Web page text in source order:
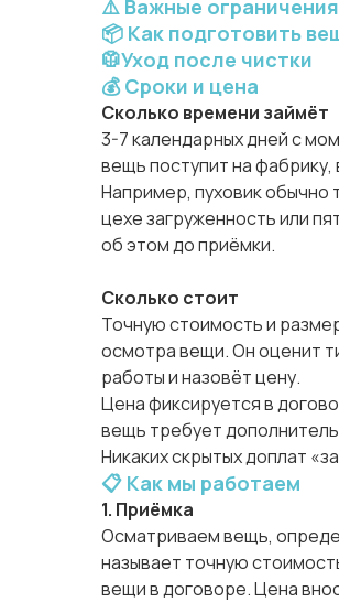
⚠️ Важные ограничения
📦 Как подготовить
🥼Уход после чистки
💰 Сроки и цена
Сколько времени займёт
3-7 календарных дней с
вещь поступит на фабрику,
Например, пуховик обычно
цехе загруженность или
об этом до приёмки.
Сколько стоит
Точную стоимость и
осмотра вещи. Он оценит
работы и назовёт цену.
Цена фиксируется в
вещь требует
Никаких скрытых доплат
📋 Как мы работаем
1. Приёмка
Осматриваем вещь,
называет точную
вещи в договоре. Цена